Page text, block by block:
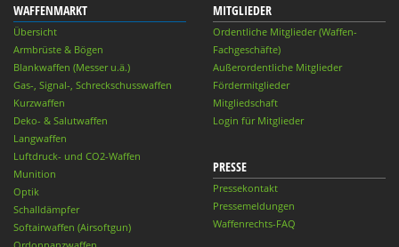
WAFFENMARKT
Übersicht
Armbrüste & Bögen
Blankwaffen (Messer u.ä.)
Gas-, Signal-, Schreckschusswaffen
Kurzwaffen
Deko- & Salutwaffen
Langwaffen
Luftdruck- und CO2-Waffen
Munition
Optik
Schalldämpfer
Softairwaffen (Airsoftgun)
MITGLIEDER
Ordentliche Mitglieder (Waffen-
Fachgeschäfte)
Außerordentliche Mitglieder
Fördermitglieder
Mitgliedschaft
Login für Mitglieder
PRESSE
Pressekontakt
Pressemeldungen
Waffenrechts-FAQ